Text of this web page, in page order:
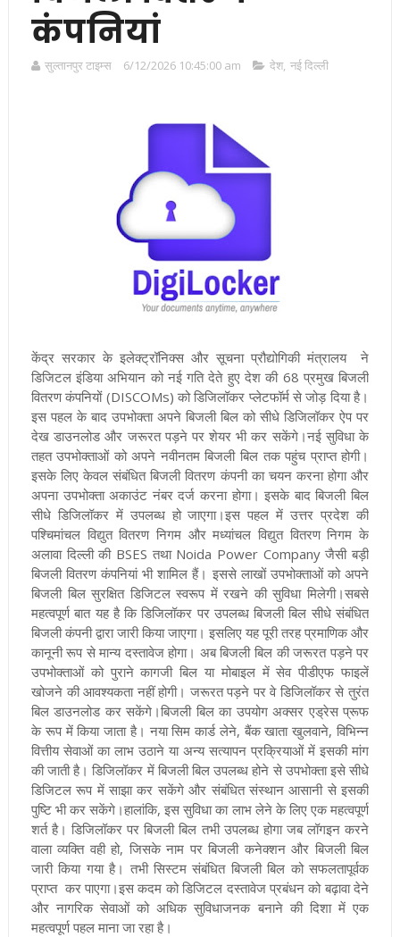
कंपनियां
सुल्तानपुर टाइम्स 6/12/2026 10:45:00 am देश, नई दिल्ली
केंद्र सरकार के इलेक्ट्रॉनिक्स और सूचना प्रौद्योगिकी मंत्रालय ने
डिजिटल इंडिया अभियान को नई गति देते हुए देश की 68 प्रमुख बिजली
वितरण कंपनियों (DISCOMs) को डिजिलॉकर प्लेटफॉर्म से जोड़ दिया है।
इस पहल के बाद उपभोक्ता अपने बिजली बिल को सीधे डिजिलॉकर ऐप पर
देख डाउनलोड और जरूरत पड़ने पर शेयर भी कर सकेंगे।नई सुविधा के
तहत उपभोक्ताओं को अपने नवीनतम बिजली बिल तक पहुंच प्राप्त होगी।
इसके लिए केवल संबंधित बिजली वितरण कंपनी का चयन करना होगा और
अपना उपभोक्ता अकाउंट नंबर दर्ज करना होगा। इसके बाद बिजली बिल
सीधे डिजिलॉकर में उपलब्ध हो जाएगा।इस पहल में उत्तर प्रदेश की
पश्चिमांचल विद्युत वितरण निगम और मध्यांचल विद्युत वितरण निगम के
अलावा दिल्ली की BSES तथा Noida Power Company जैसी बड़ी
बिजली वितरण कंपनियां भी शामिल हैं। इससे लाखों उपभोक्ताओं को अपने
बिजली बिल सुरक्षित डिजिटल स्वरूप में रखने की सुविधा मिलेगी।सबसे
महत्वपूर्ण बात यह है कि डिजिलॉकर पर उपलब्ध बिजली बिल सीधे संबंधित
बिजली कंपनी द्वारा जारी किया जाएगा। इसलिए यह पूरी तरह प्रमाणिक और
कानूनी रूप से मान्य दस्तावेज होगा। अब बिजली बिल की जरूरत पड़ने पर
उपभोक्ताओं को पुराने कागजी बिल या मोबाइल में सेव पीडीएफ फाइलें
खोजने की आवश्यकता नहीं होगी। जरूरत पड़ने पर वे डिजिलॉकर से तुरंत
बिल डाउनलोड कर सकेंगे।बिजली बिल का उपयोग अक्सर एड्रेस प्रूफ
के रूप में किया जाता है। नया सिम कार्ड लेने, बैंक खाता खुलवाने, विभिन्न
वित्तीय सेवाओं का लाभ उठाने या अन्य सत्यापन प्रक्रियाओं में इसकी मांग
की जाती है। डिजिलॉकर में बिजली बिल उपलब्ध होने से उपभोक्ता इसे सीधे
डिजिटल रूप में साझा कर सकेंगे और संबंधित संस्थान आसानी से इसकी
पुष्टि भी कर सकेंगे।हालांकि, इस सुविधा का लाभ लेने के लिए एक महत्वपूर्ण
शर्त है। डिजिलॉकर पर बिजली बिल तभी उपलब्ध होगा जब लॉगइन करने
वाला व्यक्ति वही हो, जिसके नाम पर बिजली कनेक्शन और बिजली बिल
जारी किया गया है। तभी सिस्टम संबंधित बिजली बिल को सफलतापूर्वक
प्राप्त कर पाएगा।इस कदम को डिजिटल दस्तावेज प्रबंधन को बढ़ावा देने
और नागरिक सेवाओं को अधिक सुविधाजनक बनाने की दिशा में एक
महत्वपूर्ण पहल माना जा रहा है।